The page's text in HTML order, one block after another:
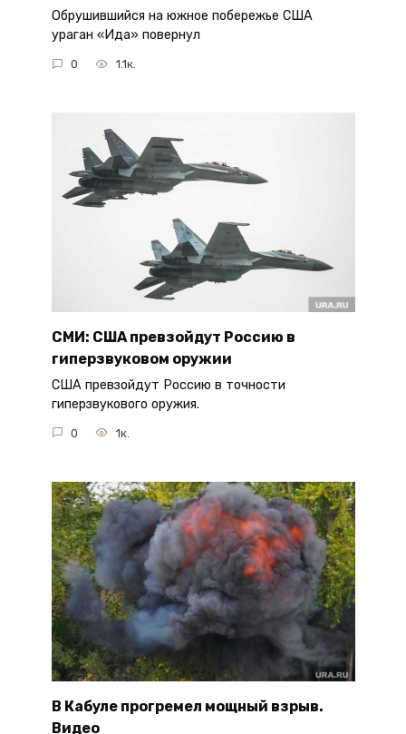
Обрушившийся на южное побережье США
ураган «Ида» повернул
0 1.1к.
СМИ: США превзойдут Россию в
гиперзвуковом оружии
США превзойдут Россию в точности
гиперзвукового оружия.
0 1к.
В Кабуле прогремел мощный взрыв.
Видео